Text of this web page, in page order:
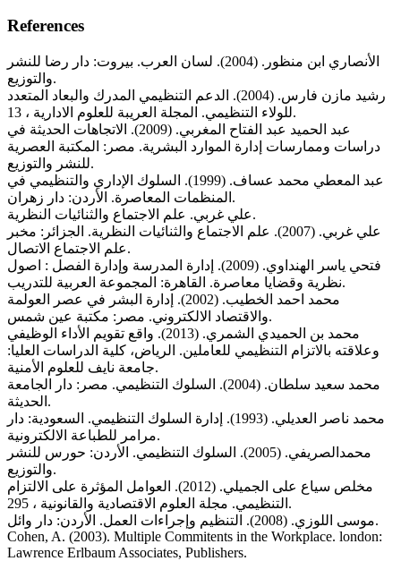
References
الأنصاري ابن منظور. (2004). لسان العرب. بيروت: دار رضا للنشر
والتوزيع.
رشيد مازن فارس. (2004). الدعم التنظيمي المدرك والبعاد المتعدد
للولاء التنظيمي. المجلة العريبة للعلوم الادارية ، 13.
عبد الحميد عبد الفتاح المغربي. (2009). الاتجاهات الحديثة في
دراسات وممارسات إدارة الموارد البشرية. مصر: المكتبة العصرية
للنشر والتوزيع.
عبد المعطي محمد عساف. (1999). السلوك الإداري والتنظيمي في
المنظمات المعاصرة. الأردن: دار زهران.
علي غربي. علم الاجتماع والثنائيات النظرية.
علي غربي. (2007). علم الاجتماع والثنائيات النظرية. الجزائر: مخبر
علم الاجتماع الاتصال.
فتحي ياسر الهنداوي. (2009). إدارة المدرسة وإدارة الفصل : اصول
نظرية وقضايا معاصرة. القاهرة: المجموعة العربية للتدريب.
محمد احمد الخطيب. (2002). إدارة البشر في عصر العولمة
والاقتصاد الالكتروني. مصر: مكتبة عين شمس.
محمد بن الحميدي الشمري. (2013). واقع تقويم الأداء الوظيفي
وعلاقته بالاتزام التنظيمي للعاملين. الرياض، كلية الدراسات العليا:
جامعة نايف للعلوم الأمنية.
محمد سعيد سلطان. (2004). السلوك التنظيمي. مصر: دار الجامعة
الحديثة.
محمد ناصر العديلي. (1993). إدارة السلوك التنظيمي. السعودية: دار
مرامر للطباعة الالكترونية.
محمدالصريفي. (2005). السلوك التنظيمي. الأردن: حورس للنشر
والتوزيع.
مخلص سياع على الجميلي. (2012). العوامل المؤثرة على الالتزام
التنظيمي. مجلة العلوم الاقتصادية والقانونية ، 295.
موسى اللوزي. (2008). التنظيم وإجراءات العمل. الأردن: دار وائل.
Cohen, A. (2003). Multiple Commitents in the Workplace. london:
Lawrence Erlbaum Associates, Publishers.